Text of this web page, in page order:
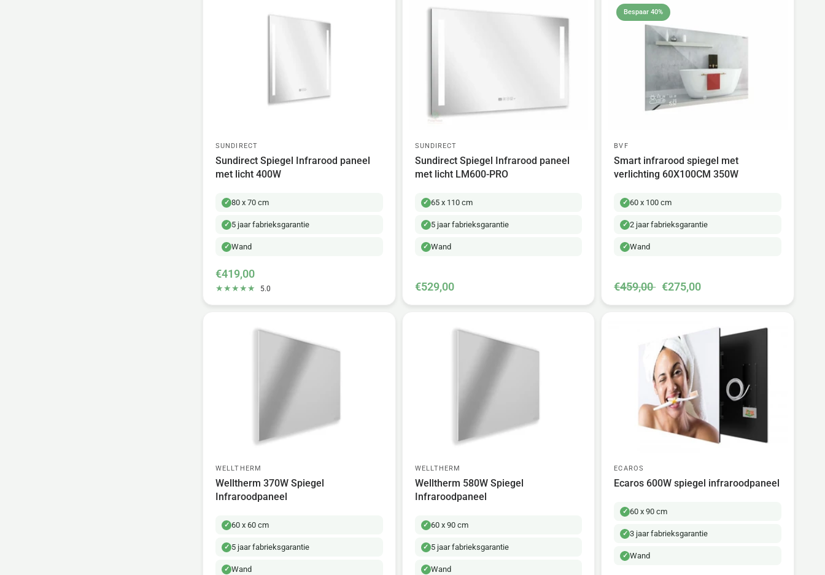
SUNDIRECT
Sundirect Spiegel Infrarood paneel
met licht 400W
80 x 70 cm
5 jaar fabrieksgarantie
Wand
€419,00
5.0
SUNDIRECT
Sundirect Spiegel Infrarood paneel
met licht LM600-PRO
65 x 110 cm
5 jaar fabrieksgarantie
Wand
€529,00
Bespaar 40%
BVF
Smart infrarood spiegel met
verlichting 60X100CM 350W
60 x 100 cm
2 jaar fabrieksgarantie
Wand
€459,00 €275,00
WELLTHERM
Welltherm 370W Spiegel
Infraroodpaneel
60 x 60 cm
5 jaar fabrieksgarantie
Wand
WELLTHERM
Welltherm 580W Spiegel
Infraroodpaneel
60 x 90 cm
5 jaar fabrieksgarantie
Wand
ECAROS
Ecaros 600W spiegel infraroodpaneel
60 x 90 cm
3 jaar fabrieksgarantie
Wand